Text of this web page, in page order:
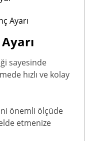
sayesinde
hızlı ve kolay
önemli ölçüde
etmenize